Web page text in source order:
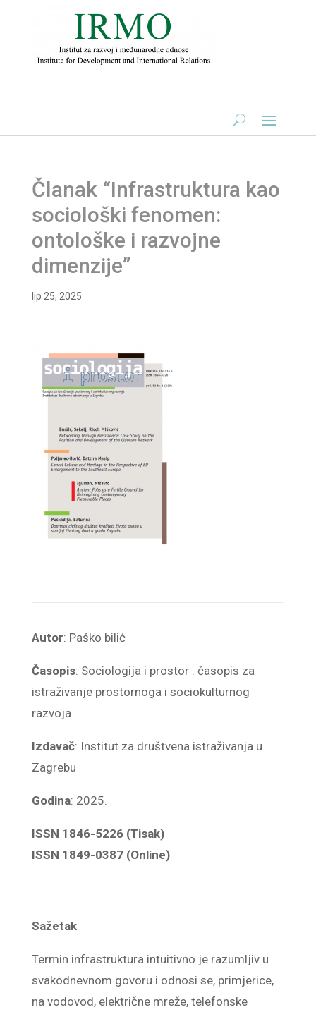
Članak “Infrastruktura kao
sociološki fenomen:
ontološke i razvojne
dimenzije”
lip 25, 2025
Autor: Paško bilić
Časopis: Sociologija i prostor : časopis za
istraživanje prostornoga i sociokulturnog
razvoja
Izdavač: Institut za društvena istraživanja u
Zagrebu
Godina: 2025.
ISSN 1846-5226 (Tisak)
ISSN 1849-0387 (Online)
Sažetak
Termin infrastruktura intuitivno je razumljiv u
svakodnevnom govoru i odnosi se, primjerice,
na vodovod, električne mreže, telefonske